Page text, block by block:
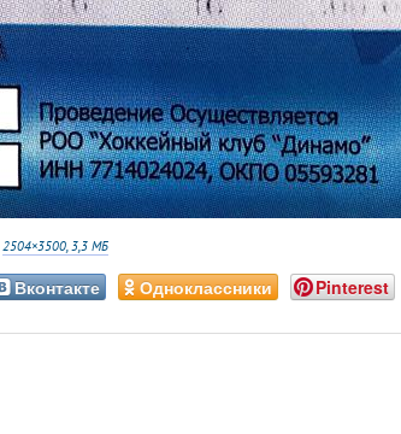
2504×3500, 3,3 МБ
Вконтакте Одноклассники Pinterest